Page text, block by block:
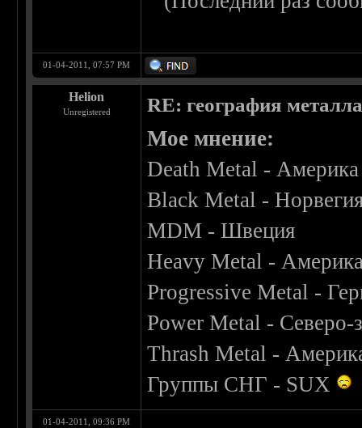
01-04-2011, 07:57 PM
Helion
Unregistered RE: география
Мое мнение:
Death Metal - Америка
Black Metal -
MDM - Швеция
Heavy Metal -
Progressive Metal -
Power Metal - Северо-
Thrash Metal -
Группы СНГ - SUX
01-04-2011, 09:36 PM